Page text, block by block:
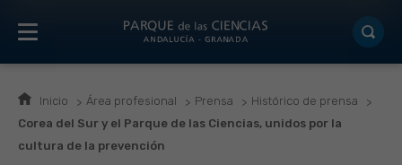
Inicio Área profesional Prensa
Histórico de prensa
Corea del Sur y el Parque de las Ciencias, unidos por la
cultura de la prevención